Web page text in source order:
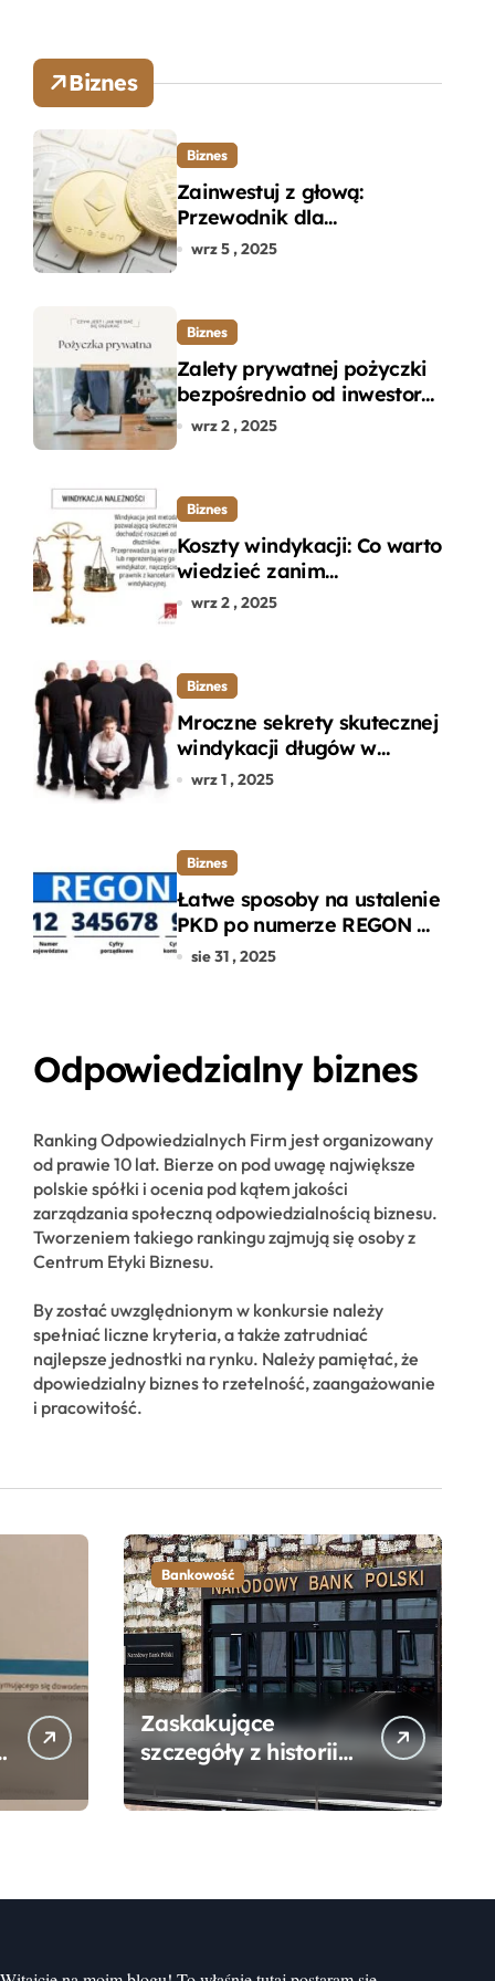
Biznes
Biznes
Zainwestuj z głową:
Przewodnik dla
początkujących w zakupie
wrz 5 , 2025
Biznes
Zalety prywatnej pożyczki
bezpośrednio od inwestora
– dlaczego warto?
wrz 2 , 2025
Biznes
Koszty windykacji: Co warto
wiedzieć zanim
zdecydujesz się na
wrz 2 , 2025
Biznes
Mroczne sekrety skutecznej
windykacji długów w
departamencie windykacji
wrz 1 , 2025
Biznes
Łatwe sposoby na ustalenie
PKD po numerze REGON w
kilku prostych krokach
sie 31 , 2025
Odpowiedzialny biznes
Ranking Odpowiedzialnych Firm jest organizowany
od prawie 10 lat. Bierze on pod uwagę największe
polskie spółki i ocenia pod kątem jakości
zarządzania społeczną odpowiedzialnością biznesu.
Tworzeniem takiego rankingu zajmują się osoby z
Centrum Etyki Biznesu.
By zostać uwzględnionym w konkursie należy
spełniać liczne kryteria, a także zatrudniać
najlepsze jednostki na rynku. Należy pamiętać, że
dpowiedzialny biznes to rzetelność, zaangażowanie
i pracowitość.
Bankowość
Zaskakujące
szczegóły z historii
Narodowego Banku